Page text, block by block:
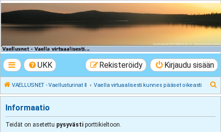
VAELLUSNET -
Vaellusturinat II
UKK Kirjaudu sisään
Rekisteröidy
VAELLUSNET - Vaellusturinat II Vaella virtuaalisesti kunnes pääset oikeasti
t
Informaatio
Teidät on asetettu pysyvästi porttikieltoon.